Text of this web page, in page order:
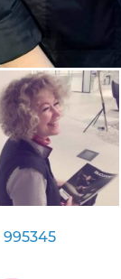
995345